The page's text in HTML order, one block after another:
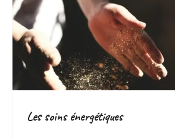
Les soins énergétiques